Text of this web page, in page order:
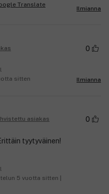
Ilmianna
0
sitten
Ilmianna
asiakas 0
tyytyväinen!
5 vuotta sitten |